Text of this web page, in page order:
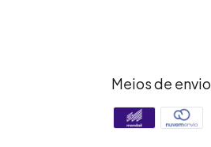
Meios de envio